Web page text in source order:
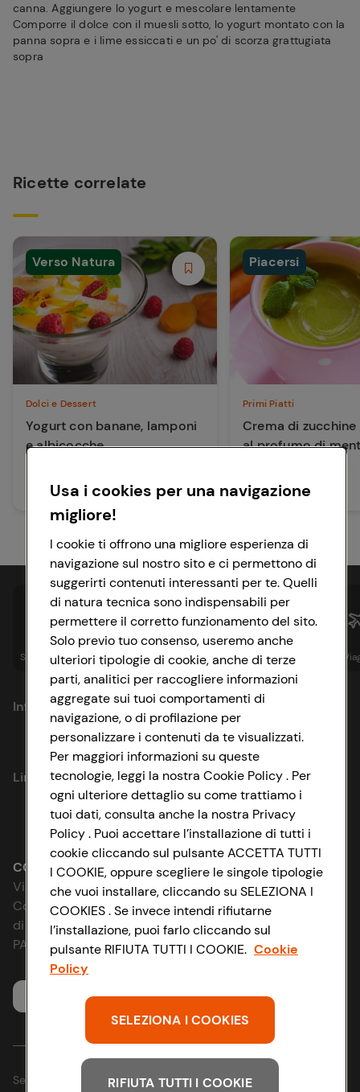
canna. Aggiungere lo yogurt e mescolare lentamente
Comporre il dolce con il muesli sotto, lo yogurt montato con la
panna sopra e i lime essiccati e un po' di scorza grattugiata
sopra
Ricette correlate
Verso Natura
Dolci e Dessert
Yogurt con banane, lamponi
e albicocche
40 min Facile
Piacersi
Primi Piatti
Crema di
al profumo di
40 min Facile
Spesa online Assicurazioni Sapori& Istituzionale
Informazioni
Privacy Policy
Cookie Policy
Impostazioni Cookie
Accessibilità
D&I e Parità di Genere
Strategia Fiscale
Link utili
Lavora con noi
Le cooperative
News & Approfondimenti
Richiami prodotto
Whistleblowing
CONAD SOCIETÀ COOPERATIVA
Via Michelino, 59 | 40127 BOLOGNA
Codice Fiscale e Registro Imprese
di Bologna 00865960157
PARTITA IVA 03320960374
Servizio clienti
Seguici sui Social:
Usa i cookies per una navigazione
migliore!
I cookie ti offrono una migliore esperienza di
navigazione sul nostro sito e ci permettono di
suggerirti contenuti interessanti per te. Quelli
di natura tecnica sono indispensabili per
permettere il corretto funzionamento del sito.
Solo previo tuo consenso, useremo anche
ulteriori tipologie di cookie, anche di terze
parti, analitici per raccogliere informazioni
aggregate sui tuoi comportamenti di
navigazione, o di profilazione per
personalizzare i contenuti da te visualizzati.
Per maggiori informazioni su queste
tecnologie, leggi la nostra Cookie Policy . Per
ogni ulteriore dettaglio su come trattiamo i
tuoi dati, consulta anche la nostra Privacy
Policy . Puoi accettare l’installazione di tutti i
cookie cliccando sul pulsante ACCETTA TUTTI
I COOKIE, oppure scegliere le singole tipologie
che vuoi installare, cliccando su SELEZIONA I
COOKIES . Se invece intendi rifiutarne
l’installazione, puoi farlo cliccando sul
pulsante RIFIUTA TUTTI I COOKIE. Cookie
Policy
SELEZIONA I COOKIES
RIFIUTA TUTTI I COOKIE